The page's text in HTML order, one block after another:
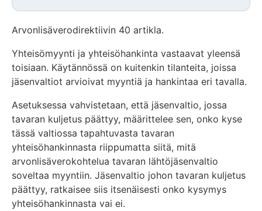
Arvonlisäverodirektiivin 40 artikla.
Yhteisömyynti ja yhteisöhankinta vastaavat yleensä
toisiaan. Käytännössä on kuitenkin tilanteita, joissa
jäsenvaltiot arvioivat myyntiä ja hankintaa eri tavalla.
Asetuksessa vahvistetaan, että jäsenvaltio, jossa
tavaran kuljetus päättyy, määrittelee sen, onko kyse
tässä valtiossa tapahtuvasta tavaran
yhteisöhankinnasta riippumatta siitä, mitä
arvonlisäverokohtelua tavaran lähtöjäsenvaltio
soveltaa myyntiin. Jäsenvaltio johon tavaran kuljetus
päättyy, ratkaisee siis itsenäisesti onko kysymys
yhteisöhankinnasta vai ei.